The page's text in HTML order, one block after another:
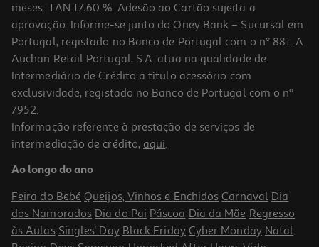
Cesto De Talheres Qilive Universal Para Máquina Loiça
14.99 €/un
14,99 €
meses. TAN 17,60 %. Adesão ao Cartão sujeita a
aprovação. Informe-se junto do Oney Bank – Sucursal em
Portugal, registado no Banco de Portugal com o nº 881. A
Auchan Retail Portugal, S.A. atua na qualidade de
Intermediário de Crédito a título acessório com
exclusividade, registado no Banco de Portugal com o nº
7952.
Informação referente à prestação de serviços de
intermediação de crédito, aqui.
Ao longo do ano
Feira do Bebé Queijos, Vinhos e Enchidos Carnaval Dia
dos Namorados Dia do Pai Páscoa Dia da Mãe Regresso
às Aulas Singles' Day Black Friday Cyber Monday Natal